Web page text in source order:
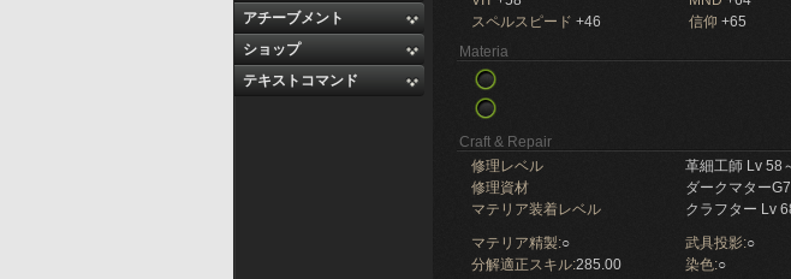
アチーブメント
ショップ
テキストコマンド
スペルスピード +46 信仰 +65
Materia
Craft & Repair
修理レベル
革細工師 Lv 58
修理資材
ダークマターG7
マテリア装着レベル
クラフター Lv
マテリア精製:○ 武具投影:○
分解適正スキル:285.00 染色:○